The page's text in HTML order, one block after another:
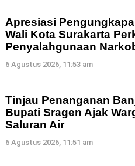
Apresiasi
Wali Kota Surakarta
Penyalahgunaan
6 Agustus 2026, 11:53 am
Tinjau Penanganan
Bupati Sragen Ajak
Saluran Air
6 Agustus 2026, 11:51 am